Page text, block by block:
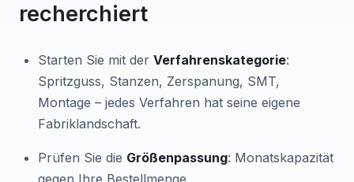
recherchiert
Starten Sie mit der Verfahrenskategorie:
Spritzguss, Stanzen, Zerspanung, SMT,
Montage – jedes Verfahren hat seine eigene
Fabriklandschaft.
Prüfen Sie die Größenpassung: Monatskapazität
gegen Ihre Bestellmenge.